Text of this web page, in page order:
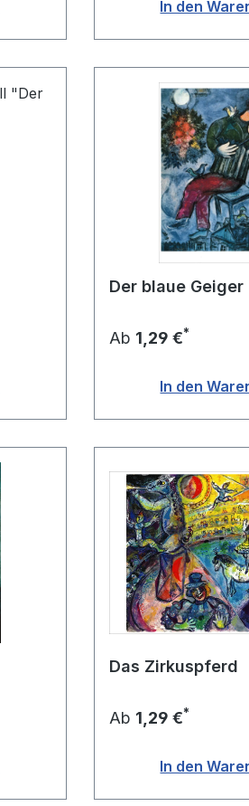
In den
Der blaue Geiger
Ab 1,29 €*
In den
Das Zirkuspferd
Ab 1,29 €*
In den